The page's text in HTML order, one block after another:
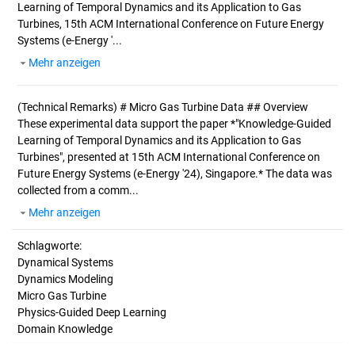
Learning of Temporal Dynamics and its Application to Gas
Turbines, 15th ACM International Conference on Future Energy
Systems (e-Energy '...
Mehr anzeigen
(Technical Remarks) # Micro Gas Turbine Data ## Overview
These experimental data support the paper *"Knowledge-Guided
Learning of Temporal Dynamics and its Application to Gas
Turbines", presented at 15th ACM International Conference on
Future Energy Systems (e-Energy '24), Singapore.* The data was
collected from a comm...
Mehr anzeigen
Schlagworte:
Dynamical Systems
Dynamics Modeling
Micro Gas Turbine
Physics-Guided Deep Learning
Domain Knowledge